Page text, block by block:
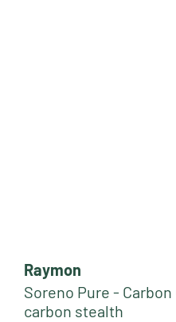
Raymon
Soreno Pure -
carbon stealth